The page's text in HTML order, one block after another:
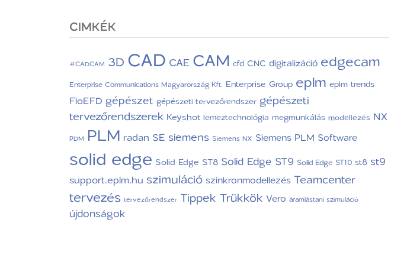
CIMKÉK
#CADCAM 3DCAD CAE CAM cfd CNC digitalizáció edgecam
Enterprise Communications Magyarország Kft. Enterprise Group eplm eplm trends
FloEFD gépészet gépészeti tervezőrendszer gépészeti
tervezőrendszerek Keyshot lemeztechnológia megmunkálás modellezés NX
PDM PLM radan SE siemens Siemens NX Siemens PLM Software
solid edge Solid Edge ST8 Solid Edge ST9 Solid Edge ST10 st8 st9
support.eplm.hu szimulációszinkronmodellezés Teamcenter
tervezés tervezőrendszer Tippek Trükkök Vero áramlástani szimuláció
újdonságok